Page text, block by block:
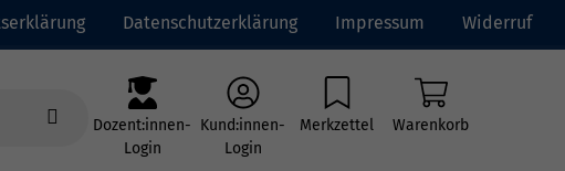
Datenschutzerklärung Impressum Widerruf
Dozent:innen-
Login
Kund:innen-
Login
Merkzettel Warenkorb